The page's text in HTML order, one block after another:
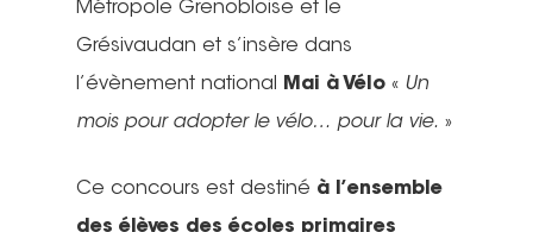
Métropole Grenobloise et le
Grésivaudan et s’insère dans
l’évènement national
Mai à Vélo « Un
mois pour adopter le vélo… pour la vie. »
Ce concours est destiné à l’ensemble
des élèves des écoles primaires